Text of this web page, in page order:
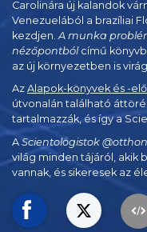
Carolinára új kalandok
Venezuelából a brazíliai
kezdjen. A munka
nézőpontbólcímű
az új környezetben is
Az Alapok-könyvek és -
útvonalán található
tartalmazzák, és így a
A Scientologistok @otthon
világ minden tájáról, akik
vannak, és sikeresek az